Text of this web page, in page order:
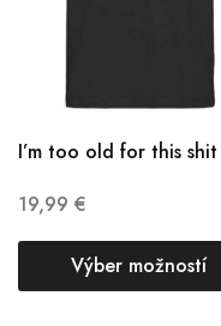
I’m too old for this shit
19,99 €
Výber možností